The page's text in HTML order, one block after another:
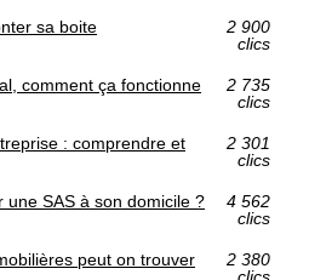
sa boite
2 900
clics
comment ça fonctionne
2 735
clics
: comprendre et
2 301
clics
une SAS à son domicile ?
4 562
clics
peut on trouver
2 380